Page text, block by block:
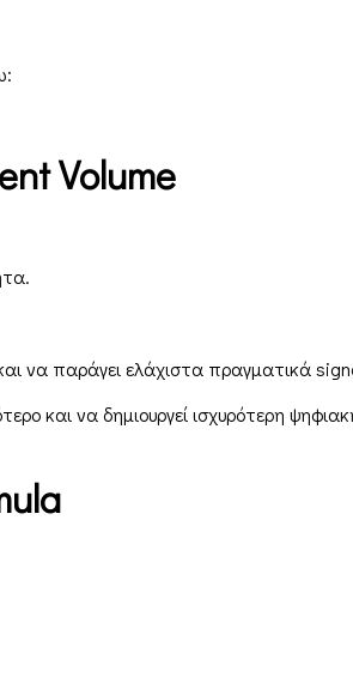
Volume
να παράγει ελάχιστα πραγματικά
και να δημιουργεί ισχυρότερη